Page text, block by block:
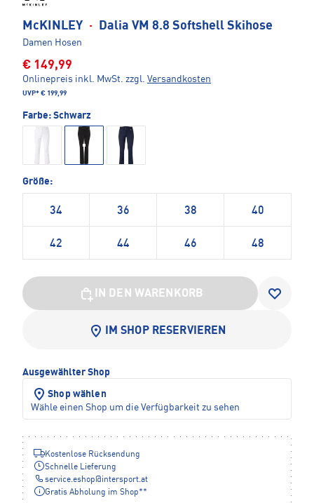
McKINLEY · Dalia VM 8.8 Softshell Skihose
Damen Hosen
€ 149,99
Onlinepreis inkl. MwSt. zzgl. Versandkosten
UVP* € 199,99
Farbe: Schwarz
Größe:
34 36 38 40
42 44 46 48
IN DEN WARENKORB
IM SHOP RESERVIEREN
Ausgewählter Shop
Shop wählen
Wähle einen Shop um die Verfügbarkeit zu sehen
Kostenlose Rücksendung
Schnelle Lieferung
service.eshop@intersport.at
Gratis Abholung im Shop**